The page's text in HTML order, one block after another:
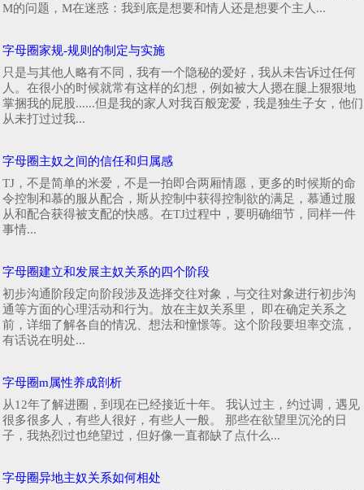
M的问题，M在迷惑：我到底是想要和情人还是想要个主人...
字母圈家规-规则的制定与实施
只是与其他人略有不同，我有一个隐秘的爱好，我从未告诉过任何
人。在很小的时候就常有这样的幻想，例如被大人摁在腿上狠狠地
掌捆我的屁股......但是我的家人对我百般宠爱，我是独生子女，他们
从未打过过我...
字母圈主奴之间的信任和归属感
TJ，不是简单的米爱，不是一拍即合两厢情愿，更多的时候斯的命
令控制和慕的服从配合，斯从控制中获得控制欲的满足，慕通过服
从和配合获得被支配的快感。在TJ过程中，要明确细节，同样一件
事情...
字母圈建立和发展主奴关系的四个阶段
初步沟通阶段定向阶段涉及选择交往对象，与交往对象进行初步沟
通等方面的心理活动和行为。放在主奴关系里， 即在确定关系之
前，详细了解各自的情况、想法和憧憬等。这个阶段要坦率交流，
有话说在明处...
字母圈m属性养成剖析
从12年了解进圈，到现在已经接近十年。 我认过主，约过调，遇见
很多很多人，有些人很好，有些人一般。 那些在欲望里沉沦的日
子，我热烈过也绝望过，但好像一直都缺了点什么...
字母圈异地主奴关系如何相处